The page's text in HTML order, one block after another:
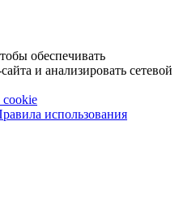
обеспечивать
и анализировать сетевой
cookie
использования